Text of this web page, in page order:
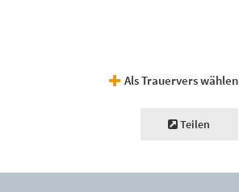
Als Trauervers wählen
Teilen